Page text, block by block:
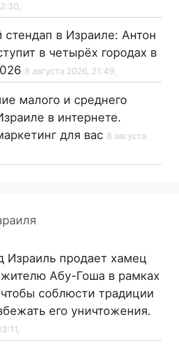
стендап в Израиле: Антон
в четырёх городах в
8 августа 2026, 21:49,
малого и среднего
в интернете.
для вас 8 августа
Израиль продает хамец
Абу-Гоша в рамках
соблюсти традиции
его уничтожения.